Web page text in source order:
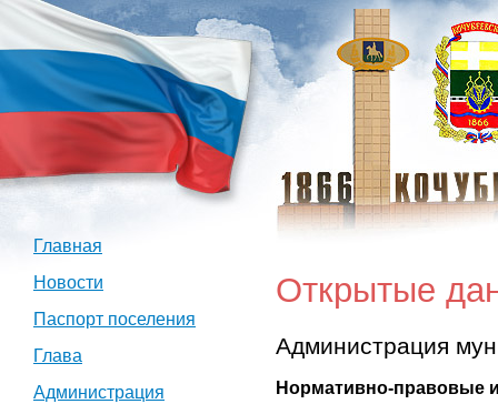
Главная
Новости
Паспорт поселения
Глава
Администрация
Открытые
Администрация
Нормативно-правовые